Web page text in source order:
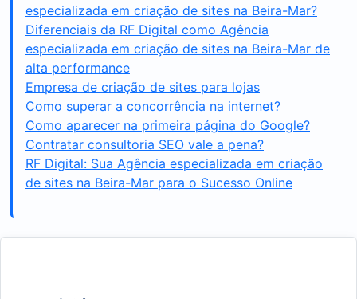
especializada em criação de sites na Beira-Mar?
Diferenciais da RF Digital como Agência
especializada em criação de sites na Beira-Mar de
alta performance
Empresa de criação de sites para lojas
Como superar a concorrência na internet?
Como aparecer na primeira página do Google?
Contratar consultoria SEO vale a pena?
RF Digital: Sua Agência especializada em criação
de sites na Beira-Mar para o Sucesso Online